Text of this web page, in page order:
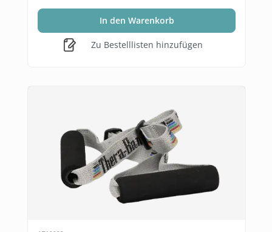
In den Warenkorb
Zu Bestelllisten hinzufügen